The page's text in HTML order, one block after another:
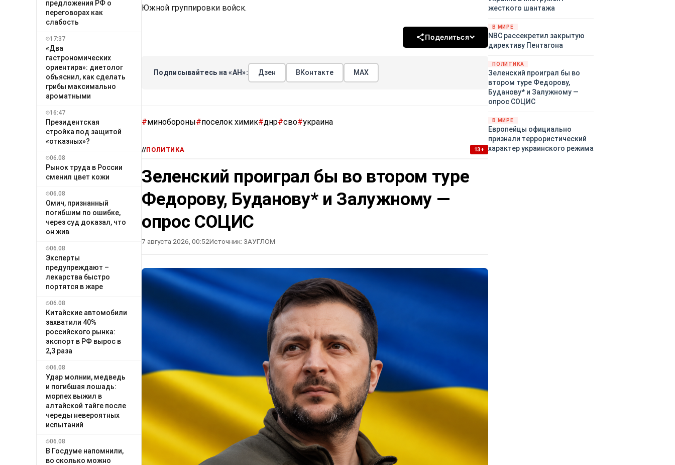
предложения РФ о
переговорах как
слабость
17:37
«Два
гастрономических
ориентира»: диетолог
объяснил, как сделать
грибы максимально
ароматными
16:47
Президентская
стройка под защитой
«отказных»?
06.08
Рынок труда в России
сменил цвет кожи
06.08
Омич, признанный
погибшим по ошибке,
через суд доказал, что
он жив
06.08
Эксперты
предупреждают –
лекарства быстро
портятся в жаре
06.08
Китайские автомобили
захватили 40%
российского рынка:
экспорт в РФ вырос в
2,3 раза
06.08
Удар молнии, медведь
и погибшая лошадь:
морпех выжил в
алтайской тайге после
череды невероятных
испытаний
06.08
В Госдуме напомнили,
во сколько можно
Южной группировки войск.
Поделиться
Подписывайтесь на «АН»: Дзен ВКонтакте МАХ
#минобороны#поселок химик#днр#сво#украина
//ПОЛИТИКА 13+
Зеленский проиграл бы во втором туре
Федорову, Буданову* и Залужному —
опрос СОЦИС
7 августа 2026, 00:52Источник: ЗАУГЛОМ
поддержка в ЕС.
Британии и Германии, выборы
во Франции могут полностью
изменить геополитический
ландшафт в мире, пока
Зеленский ожидает выборов
в США.
жесткого шантажа
В МИРЕ
NBC рассекретил закрытую
директиву Пентагона
ПОЛИТИКА
Зеленский проиграл бы во
втором туре Федорову,
Буданову* и Залужному —
опрос СОЦИС
В МИРЕ
Европейцы официально
признали террористический
характер украинского режима